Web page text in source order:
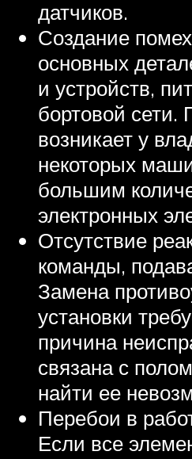
датчиков.
Создание
основных
и устройств,
бортовой сети.
возникает у
некоторых
большим
электронных
Отсутствие
команды,
Замена
установки
причина
связана с
найти ее
Перебои в
Если все